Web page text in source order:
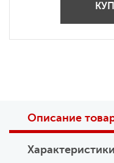
Описание
Характеристики